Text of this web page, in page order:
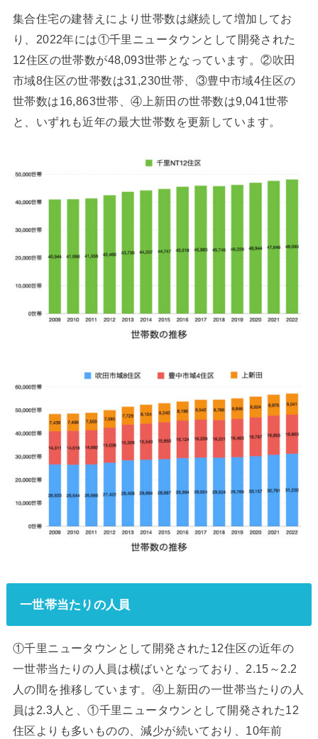
集合住宅の建替えにより世帯数は継続して増加してお
り、2022年には①千里ニュータウンとして開発された
12住区の世帯数が48,093世帯となっています。②吹田
市域8住区の世帯数は31,230世帯、③豊中市域4住区の
世帯数は16,863世帯、④上新田の世帯数は9,041世帯
と、いずれも近年の最大世帯数を更新しています。
一世帯当たりの人員
①千里ニュータウンとして開発された12住区の近年の
一世帯当たりの人員は横ばいとなっており、2.15～2.2
人の間を推移しています。④上新田の一世帯当たりの人
員は2.3人と、①千里ニュータウンとして開発された12
住区よりも多いものの、減少が続いており、10年前